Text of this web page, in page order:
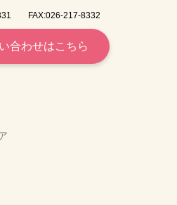
FAX:026-217-8332
合わせはこちら